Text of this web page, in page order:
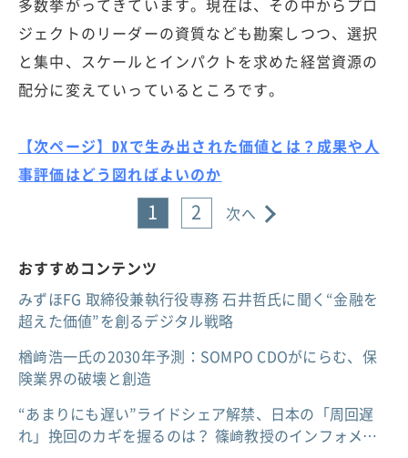
ジェクトのリーダーの資質なども勘案しつつ、選択
と集中、スケールとインパクトを求めた経営資源の
配分に変えていっているところです。
【次ページ】DXで生み出された価値とは？成果や人
事評価はどう図ればよいのか
1 2 次へ
おすすめコンテンツ
みずほFG 取締役兼執行役専務 石井哲氏に聞く“金融を
超えた価値”を創るデジタル戦略
楢﨑浩一氏の2030年予測：SOMPO CDOがにらむ、保
険業界の破壊と創造
“あまりにも遅い”ライドシェア解禁、日本の「周回遅
れ」挽回のカギを握るのは？ 篠﨑教授のインフォメ…